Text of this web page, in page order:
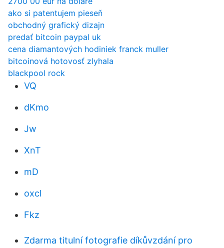
ako si patentujem pieseň
obchodný grafický dizajn
predať bitcoin paypal uk
cena diamantových hodiniek franck muller
bitcoinová hotovosť zlyhala
blackpool rock
VQ
dKmo
Jw
XnT
mD
oxcl
Fkz
Zdarma titulní fotografie díkůvzdání pro